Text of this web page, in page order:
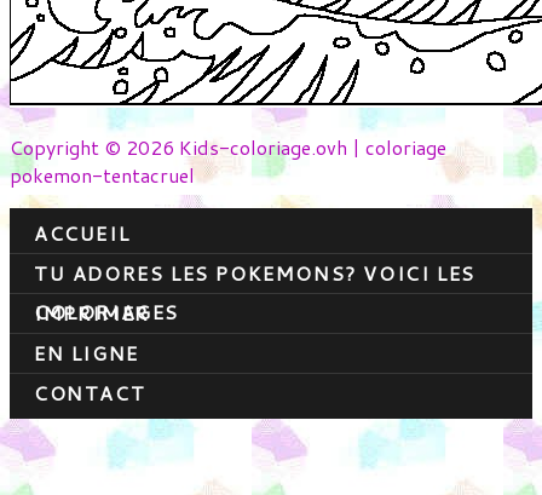
Copyright © 2026 Kids-coloriage.ovh | coloriage
pokemon-tentacruel
ACCUEIL
TU ADORES LES POKEMONS? VOICI LES
COLORIAGES
IMPRIMER
EN LIGNE
CONTACT